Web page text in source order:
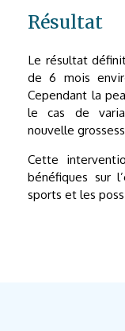
Résultat
Le résultat
de 6 mois
Cependant la
le cas de
nouvelle
Cette
bénéfiques sur
sports et les